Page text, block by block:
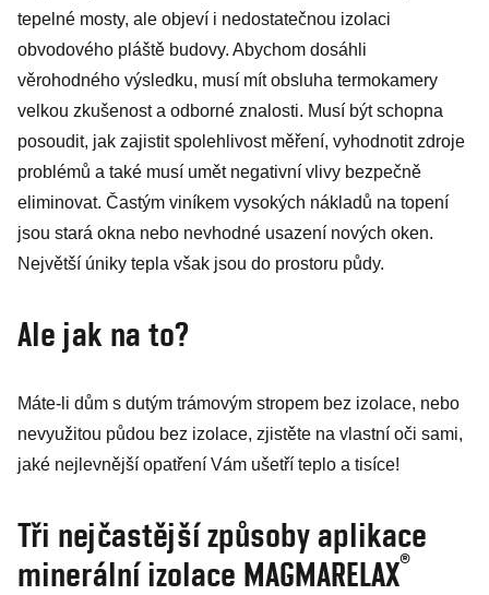
tepelné mosty, ale objeví i nedostatečnou izolaci
obvodového pláště budovy. Abychom dosáhli
věrohodného výsledku, musí mít obsluha termokamery
velkou zkušenost a odborné znalosti. Musí být schopna
posoudit, jak zajistit spolehlivost měření, vyhodnotit zdroje
problémů a také musí umět negativní vlivy bezpečně
eliminovat. Častým viníkem vysokých nákladů na topení
jsou stará okna nebo nevhodné usazení nových oken.
Největší úniky tepla však jsou do prostoru půdy.
Ale jak na to?
Máte-li dům s dutým trámovým stropem bez izolace, nebo
nevyužitou půdou bez izolace, zjistěte na vlastní oči sami,
jaké nejlevnější opatření Vám ušetří teplo a tisíce!
Tři nejčastější způsoby aplikace
minerální izolace MAGMARELAX®